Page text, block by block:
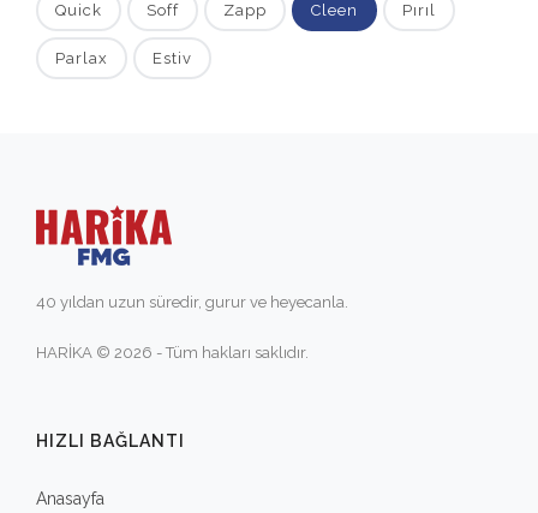
Quick Soff Zapp Cleen Pırıl
Parlax Estiv
40 yıldan uzun süredir, gurur ve heyecanla.
HARİKA © 2026 - Tüm hakları saklıdır.
HIZLI BAĞLANTI
Anasayfa